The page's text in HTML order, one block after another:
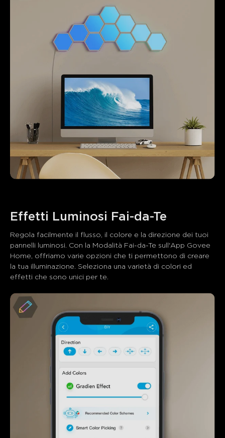
Regola facilmente il flusso, il colore e la direzione dei tuoi
pannelli luminosi. Con la Modalità Fai-da-Te sull'App Govee
Home, offriamo varie opzioni che ti permettono di creare
la tua illuminazione. Seleziona una varietà di colori ed